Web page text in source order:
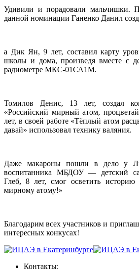
Удивили и порадовали мальчишки.
данной номинации Ганенко Данил
а Дик Ян, 9 лет, составил карту
школы и дома, произведя вместе с
радиометре МКС-01СА1М.
Томилов Денис, 13 лет, создал
«Российский мирный атом,
лет, в своей работе «Тёплый атом
давай» использовал технику валяния.
Даже макароны пошли в дело у
воспитанника МБДОУ — детский
Глеб, 8 лет, смог осветить
мирному атому!»
Благодарим всех участников и
интересных конкусах!
Контакты: